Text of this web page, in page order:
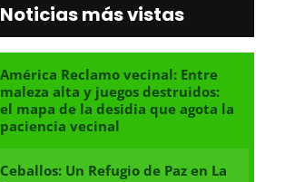
Noticias más vistas